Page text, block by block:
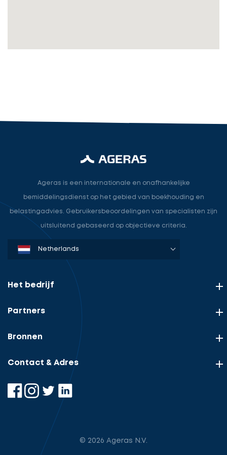
Ageras is een internationale en onafhankelijke
bemiddelingsdienst op het gebied van boekhouding en
belastingadvies. Gebruikersbeoordelingen van specialisten zijn
uitsluitend gebaseerd op objectieve criteria.
Denmark
Sweden
Norway
Netherlands
Germany
USA
Het bedrijf
Partners
Bronnen
Contact & Adres
© 2026 Ageras N.V.